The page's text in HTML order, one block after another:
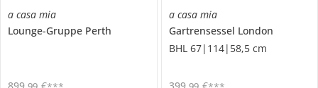
a casa mia
Lounge-Gruppe Perth
a casa mia
Gartrensessel London
BHL 67|114|58,5 cm